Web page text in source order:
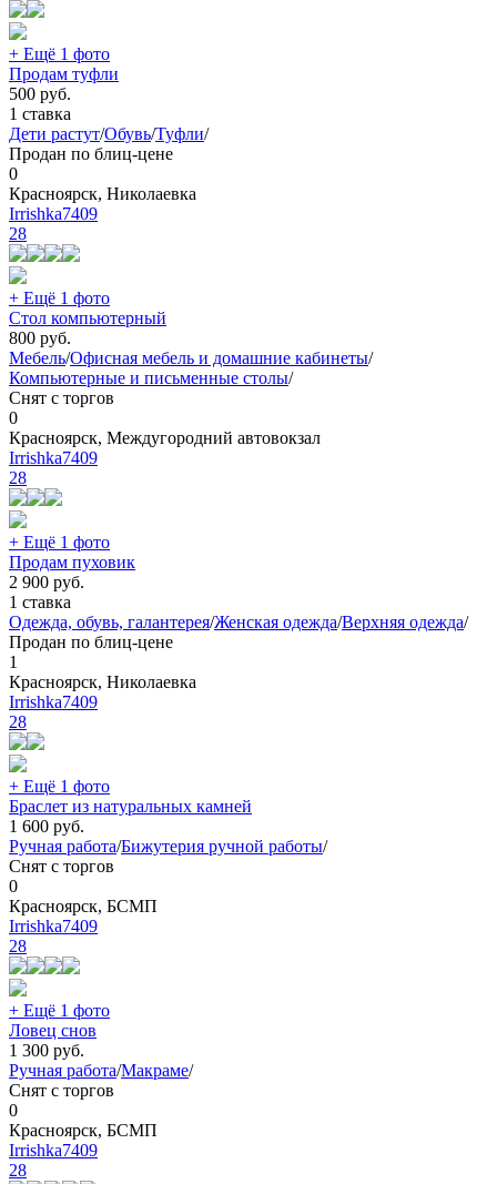
+ Ещё 1 фото
Продам туфли
500 руб.
1 ставка
Дети растут/Обувь/Туфли/
Продан по блиц-цене
0
Красноярск, Николаевка
Irrishka7409
28
+ Ещё 1 фото
Стол компьютерный
800 руб.
Мебель/Офисная мебель и домашние кабинеты/
Компьютерные и письменные столы/
Снят с торгов
0
Красноярск, Междугородний автовокзал
Irrishka7409
28
+ Ещё 1 фото
Продам пуховик
2 900 руб.
1 ставка
Одежда, обувь, галантерея/Женская одежда/Верхняя одежда/
Продан по блиц-цене
1
Красноярск, Николаевка
Irrishka7409
28
+ Ещё 1 фото
Браслет из натуральных камней
1 600 руб.
Ручная работа/Бижутерия ручной работы/
Снят с торгов
0
Красноярск, БСМП
Irrishka7409
28
+ Ещё 1 фото
Ловец снов
1 300 руб.
Ручная работа/Макраме/
Снят с торгов
0
Красноярск, БСМП
Irrishka7409
28